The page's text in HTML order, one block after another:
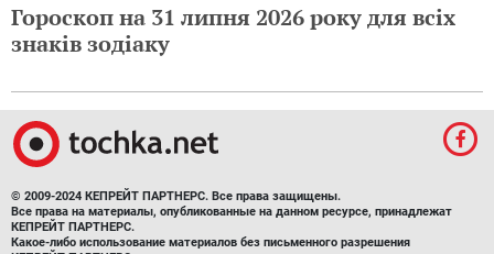
Гороскоп на 31 липня 2026 року для всіх
знаків зодіаку
© 2009-2024 КЕПРЕЙТ ПАРТНЕРС. Все права защищены.
Все права на материалы, опубликованные на данном ресурсе, принадлежат
КЕПРЕЙТ ПАРТНЕРС.
Какое-либо использование материалов без письменного разрешения